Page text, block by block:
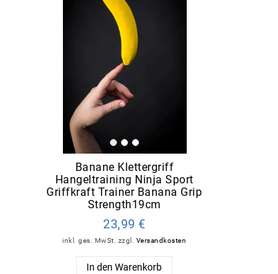
Banane Klettergriff
Hangeltraining Ninja Sport
Griffkraft Trainer Banana Grip
Strength19cm
23,99 €
inkl. ges. MwSt. zzgl. Versandkosten
In den Warenkorb